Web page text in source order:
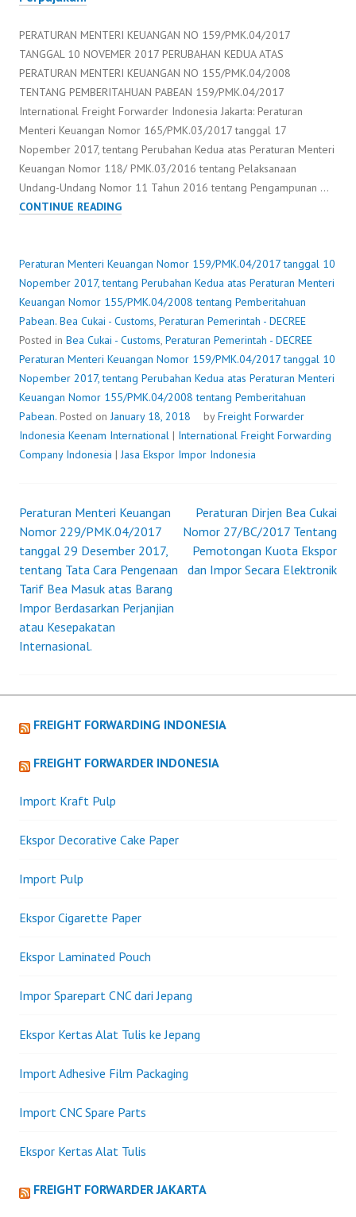
PERATURAN MENTERI KEUANGAN NO 159/PMK.04/2017
TANGGAL 10 NOVEMER 2017 PERUBAHAN KEDUA ATAS
PERATURAN MENTERI KEUANGAN NO 155/PMK.04/2008
TENTANG PEMBERITAHUAN PABEAN 159/PMK.04/2017
International Freight Forwarder Indonesia Jakarta: Peraturan
Menteri Keuangan Nomor 165/PMK.03/2017 tanggal 17
Nopember 2017, tentang Perubahan Kedua atas Peraturan Menteri
Keuangan Nomor 118/ PMK.03/2016 tentang Pelaksanaan
Undang-Undang Nomor 11 Tahun 2016 tentang Pengampunan …
CONTINUE READINGPERATURAN
NOMOR
159/PMK.04/2017
TANGGAL
10
NOPEMBER
2017,
TENTANG
PERUBAHAN
KEDUA
ATAS
PERATURAN
NOMOR
155/PMK.04/2008
TENTANG
PEMBERITAHUAN
PABEAN.
Peraturan Menteri Keuangan Nomor 159/PMK.04/2017 tanggal 10
Nopember 2017, tentang Perubahan Kedua atas Peraturan Menteri
Keuangan Nomor 155/PMK.04/2008 tentang Pemberitahuan
Pabean. Bea Cukai - Customs, Peraturan Pemerintah - DECREE
Posted in Bea Cukai - Customs, Peraturan Pemerintah - DECREE
Peraturan Menteri Keuangan Nomor 159/PMK.04/2017 tanggal 10
Nopember 2017, tentang Perubahan Kedua atas Peraturan Menteri
Keuangan Nomor 155/PMK.04/2008 tentang Pemberitahuan
Pabean. Posted onJanuary 18, 2018 byFreight Forwarder
Indonesia Keenam International | International Freight Forwarding
Company Indonesia |Jasa Ekspor Impor Indonesia
Post
navigation
Peraturan Menteri Keuangan
Nomor 229/PMK.04/2017
tanggal 29 Desember 2017,
tentang Tata Cara Pengenaan
Tarif Bea Masuk atas Barang
Impor Berdasarkan Perjanjian
atau Kesepakatan
Internasional.
Peraturan Dirjen Bea Cukai
Nomor 27/BC/2017 Tentang
Pemotongan Kuota Ekspor
dan Impor Secara Elektronik
FREIGHT FORWARDING INDONESIA
FREIGHT FORWARDER INDONESIA
Import Kraft Pulp
Ekspor Decorative Cake Paper
Import Pulp
Ekspor Cigarette Paper
Ekspor Laminated Pouch
Impor Sparepart CNC dari Jepang
Ekspor Kertas Alat Tulis ke Jepang
Import Adhesive Film Packaging
Import CNC Spare Parts
Ekspor Kertas Alat Tulis
FREIGHT FORWARDER JAKARTA